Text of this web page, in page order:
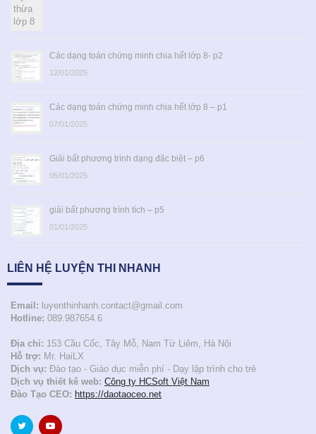
Các dạng toán chứng minh chia hết lớp 8- p2
12/01/2025
Các dạng toán chứng minh chia hết lớp 8 – p1
07/01/2025
Giải bất phương trình dạng đặc biệt – p6
05/01/2025
giải bất phương trình tích – p5
01/01/2025
LIÊN HỆ LUYỆN THI NHANH
Email: luyenthinhanh.contact@gmail.com
Hotline: 089.987654.6
Địa chỉ: 153 Cầu Cốc, Tây Mỗ, Nam Từ Liêm, Hà Nội
Hỗ trợ: Mr. HaiLX
Dịch vụ: Đào tạo - Giáo dục miễn phí - Dạy lập trình cho trẻ
Dịch vụ thiết kê web: Công ty HCSoft Việt Nam
Đào Tạo CEO: https://daotaoceo.net